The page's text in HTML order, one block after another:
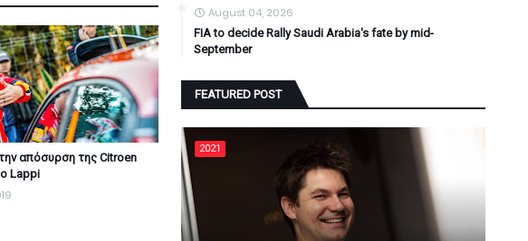
απόσυρση της Citroen
ο Lappi
August 04, 2026
FIA to decide Rally Saudi Arabia's fate by mid-
September
FEATURED POST
2021